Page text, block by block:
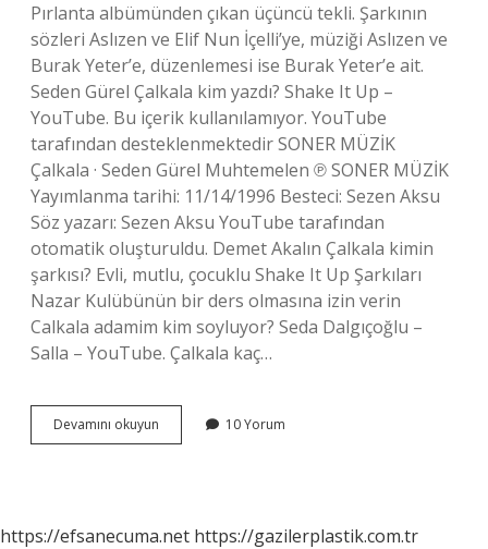
Pırlanta albümünden çıkan üçüncü tekli. Şarkının
sözleri Aslızen ve Elif Nun İçelli’ye, müziği Aslızen ve
Burak Yeter’e, düzenlemesi ise Burak Yeter’e ait.
Seden Gürel Çalkala kim yazdı? Shake It Up –
YouTube. Bu içerik kullanılamıyor. YouTube
tarafından desteklenmektedir SONER MÜZİK
Çalkala · Seden Gürel Muhtemelen ℗ SONER MÜZİK
Yayımlanma tarihi: 11/14/1996 Besteci: Sezen Aksu
Söz yazarı: Sezen Aksu YouTube tarafından
otomatik oluşturuldu. Demet Akalın Çalkala kimin
şarkısı? Evli, mutlu, çocuklu Shake It Up Şarkıları
Nazar Kulübünün bir ders olmasına izin verin
Calkala adamim kim soyluyor? Seda Dalgıçoğlu –
Salla – YouTube. Çalkala kaç…
Devamını okuyun
Şarkı
10 Yorum
https://efsanecuma.net https://gazilerplastik.com.tr